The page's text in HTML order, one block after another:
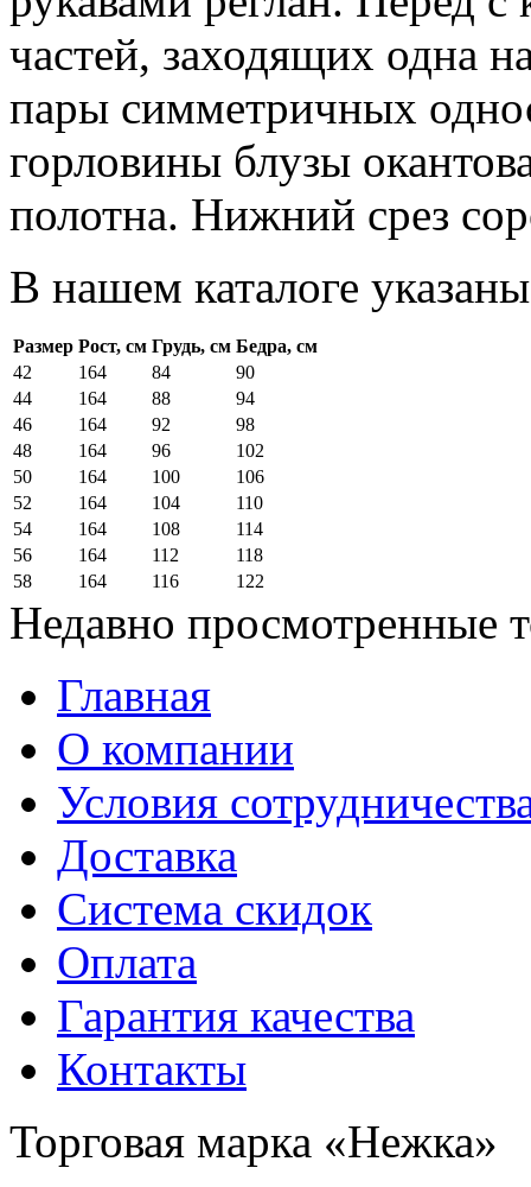
частей, заходящих одна
пары симметричных
горловины блузы
полотна. Нижний срез
В нашем каталоге
Размер Рост, см Грудь, см Бедра, см
42
164 84
90
44
164 88
94
46
164 92
98
48
164 96
102
50
164 100
106
52
164 104
110
54
164 108
114
56
164 112
118
58
164 116 122
Недавно просмотренные
Главная
О компании
Условия
Доставка
Система скидок
Оплата
Гарантия качества
Контакты
Торговая марка «Нежка»